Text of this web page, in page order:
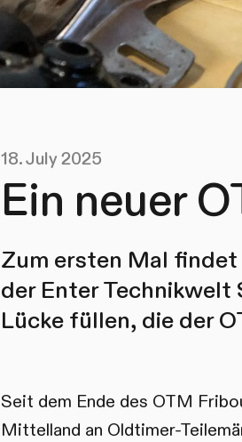
18. July 2025
Ein neuer
Zum ersten Mal
der Enter
Lücke füllen, die der
Seit dem Ende des OTM
Mittelland an Oldtimer-